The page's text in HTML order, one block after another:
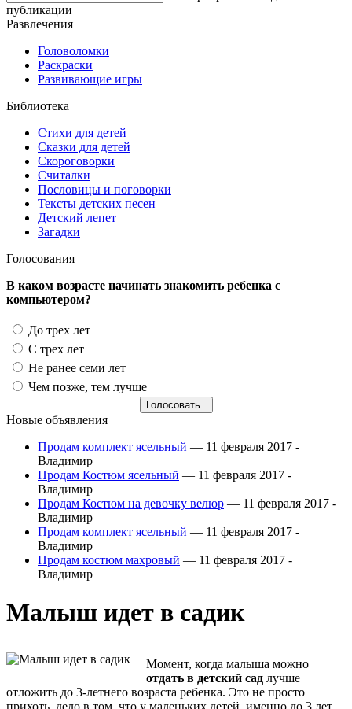
публикации
Развлечения
Головоломки
Раскраски
Развивающие игры
Библиотека
Стихи для детей
Сказки для детей
Скороговорки
Считалки
Пословицы и поговорки
Тексты детских песен
Детский лепет
Загадки
Голосования
В каком возрасте начинать знакомить ребенка с
компьютером?
До трех лет
С трех лет
Не ранее семи лет
Чем позже, тем лучше
Новые объявления
Продам комплект ясельный — 11 февраля 2017 -
Владимир
Продам Костюм ясельный — 11 февраля 2017 -
Владимир
Продам Костюм на девочку велюр — 11 февраля 2017 -
Владимир
Продам комплект ясельный — 11 февраля 2017 -
Владимир
Продам костюм махровый — 11 февраля 2017 -
Владимир
Малыш идет в садик
Момент, когда малыша можно
отдать в детский сад лучше
отложить до 3-летнего возраста ребенка. Это не просто
прихоть, дело в том, что у маленьких детей, именно до 3 лет